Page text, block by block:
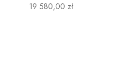
19 580,00 zł